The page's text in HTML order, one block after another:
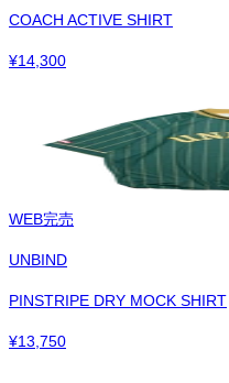
COACH ACTIVE SHIRT
¥14,300
WEB完売
UNBIND
PINSTRIPE DRY MOCK SHIRT
¥13,750